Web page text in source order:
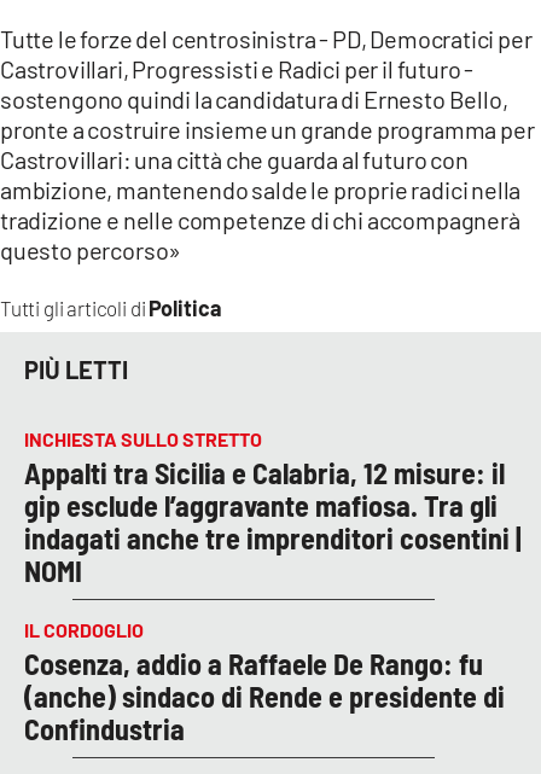
Tutti gli articoli di Politica
Tutte le forze del centrosinistra - PD, Democratici per
Castrovillari, Progressisti e Radici per il futuro -
sostengono quindi la candidatura di Ernesto Bello,
pronte a costruire insieme un grande programma per
Castrovillari: una città che guarda al futuro con
ambizione, mantenendo salde le proprie radici nella
tradizione e nelle competenze di chi accompagnerà
questo percorso»
PIÙ LETTI
INCHIESTA SULLO STRETTO
Appalti tra Sicilia e Calabria, 12 misure: il
gip esclude l’aggravante mafiosa. Tra gli
indagati anche tre imprenditori cosentini |
NOMI
IL CORDOGLIO
Cosenza, addio a Raffaele De Rango: fu
(anche) sindaco di Rende e presidente di
Confindustria